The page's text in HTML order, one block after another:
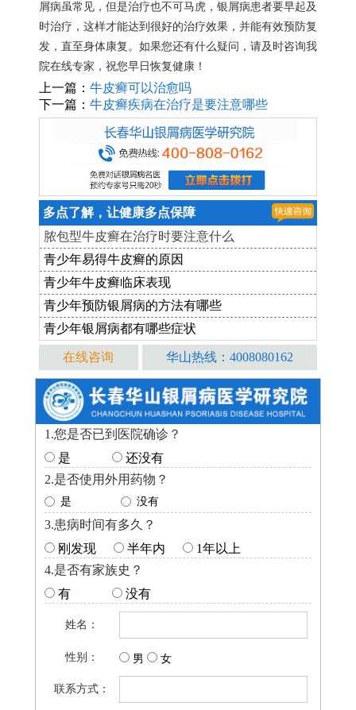
屑病虽常见，但是治疗也不可马虎，银屑病患者要早起及
时治疗，这样才能达到很好的治疗效果，并能有效预防复
发，直至身体康复。如果您还有什么疑问，请及时咨询我
院在线专家，祝您早日恢复健康！
上一篇： 牛皮癣可以治愈吗
下一篇： 牛皮癣疾病在治疗是要注意哪些
多点了解，让健康多点保障
脓包型牛皮癣在治疗时要注意什么
青少年易得牛皮癣的原因
青少年牛皮癣临床表现
青少年预防银屑病的方法有哪些
青少年银屑病都有哪些症状
在线咨询 华山热线：4008080162
1.您是否已到医院确诊？
是
还没有
2.是否使用外用药物？
是 没有
3.患病时间有多久？
刚发现
半年内
1年以上
4.是否有家族史？
有
没有
姓名：
性别： 男 女
联系方式：